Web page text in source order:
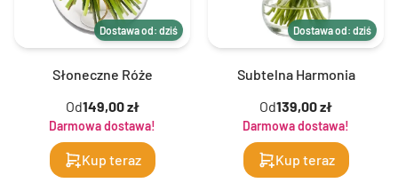
Dostawa od: dziś
Słoneczne Róże
Od149,00 zł
Darmowa dostawa!
Kup teraz
Dostawa od: dziś
Subtelna Harmonia
Od139,00 zł
Darmowa dostawa!
Kup teraz